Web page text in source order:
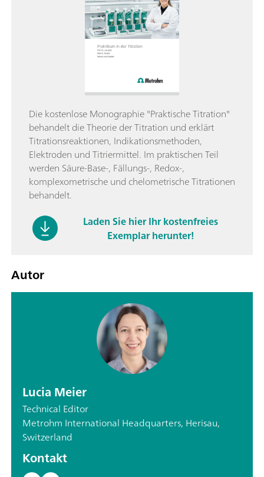
Die kostenlose Monographie "Praktische Titration"
behandelt die Theorie der Titration und erklärt
Titrationsreaktionen, Indikationsmethoden,
Elektroden und Titriermittel. Im praktischen Teil
werden Säure-Base-, Fällungs-, Redox-,
komplexometrische und chelometrische Titrationen
behandelt.
Laden Sie hier Ihr kostenfreies
Exemplar herunter!
Autor
Lucia Meier
Technical Editor
Metrohm International Headquarters, Herisau,
Switzerland
Kontakt